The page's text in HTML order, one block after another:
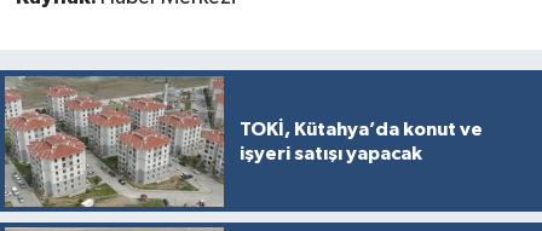
TOKİ, Kütahya’da konut ve
işyeri satışı yapacak